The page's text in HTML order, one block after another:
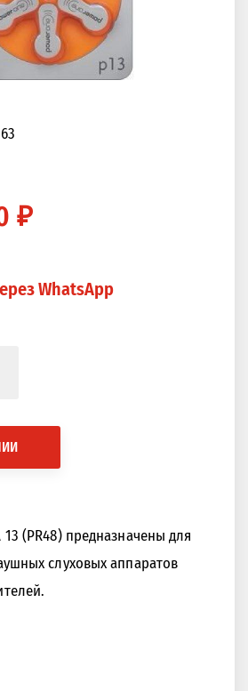
₽
WhatsApp
13 (PR48) предназначены для
слуховых аппаратов